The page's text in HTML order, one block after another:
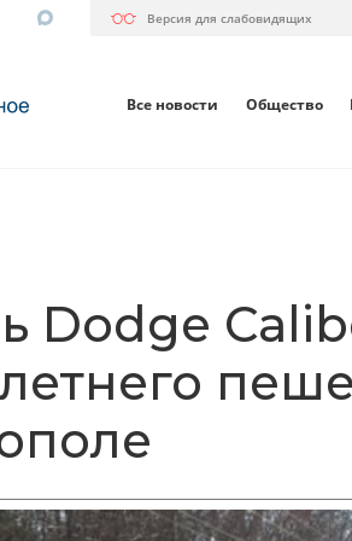
Версия для слабовидящих
Все новости Общество
Dodge